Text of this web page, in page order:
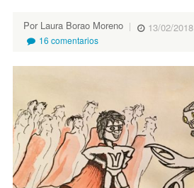
Por Laura Borao Moreno 13/02/2018
16 comentarios